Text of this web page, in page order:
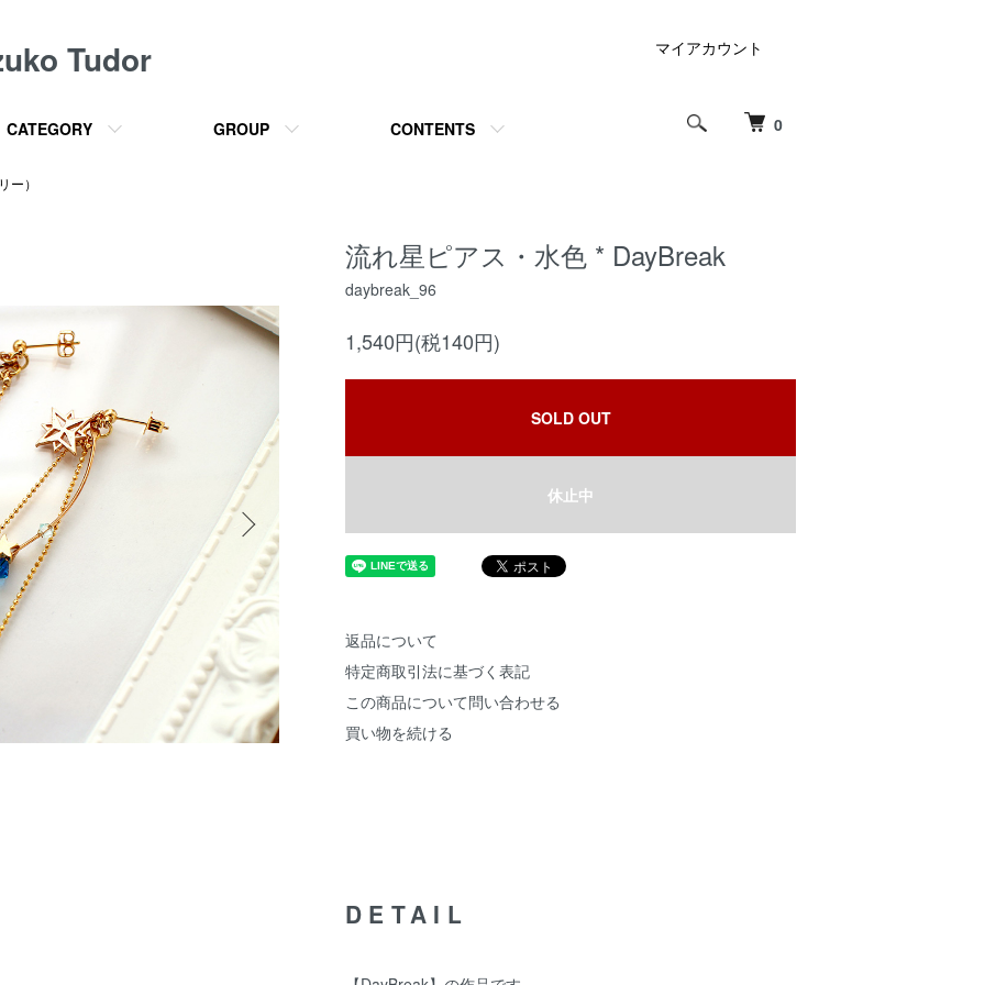
Tudor
0
CATEGORY GROUP CONTENTS
マイアカウント
ー）
流れ星ピアス・水色 * DayBreak
daybreak_96
1,540円(税140円)
SOLD OUT
休止中
返品について
特定商取引法に基づく表記
この商品について問い合わせる
買い物を続ける
DETAIL